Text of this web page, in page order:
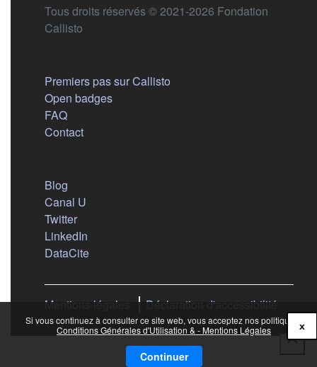
Si vous continuez à consulter ce site web, vous acceptez nos politiques :
Conditions Générales d'Utilisation & - Mentions Légales
Continuer
x
Tous droits réservés © 2021-2026 Fondation
Callisto
Premiers pas sur Callisto
Open badges
FAQ
Contact
Blog
Canal U
Twitter(s'ouvre dans un nouvel onglet)
LinkedIn
DataCite(s'ouvre dans un nouvel onglet)
Mentions légales Déclaration d'accessibilité